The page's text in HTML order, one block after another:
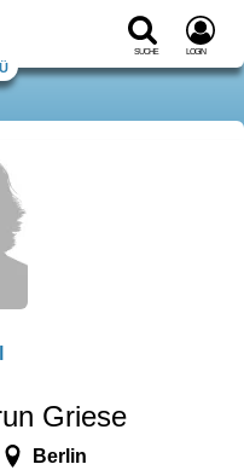
Suche Login
Griese
Berlin